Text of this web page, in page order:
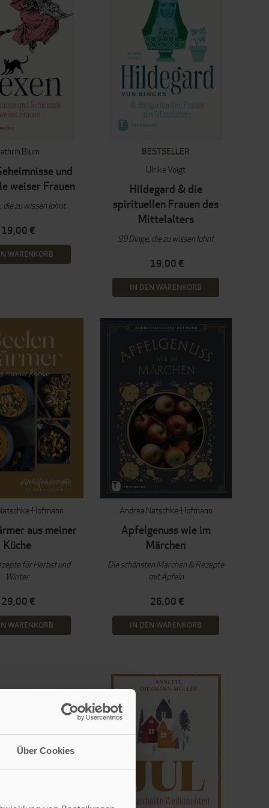
Über Cookies
Blum
und
weiser Frauen
die zu wissen lohnt
19,00 €
WARENKORB
BESTSELLER
Ulrike Voigt
Hildegard & die
spirituellen Frauen des
Mittelalters
99 Dinge, die zu wissen lohnt
19,00 €
IN DEN WARENKORB
Hofmann
aus meiner
Küche
für Herbst und
Winter
29,00 €
WARENKORB
Andrea Natschke-Hofmann
Apfelgenuss wie im
Märchen
Die schönsten Märchen & Rezepte
mit Äpfeln
26,00 €
IN DEN WARENKORB